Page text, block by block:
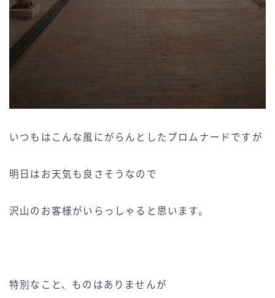
いつもはこんな風にがらんとしたプロムナードですが
明日はお天気も良さそうなので
沢山のお客様がいらっしゃると思います。
特別なこと、ものはありませんが